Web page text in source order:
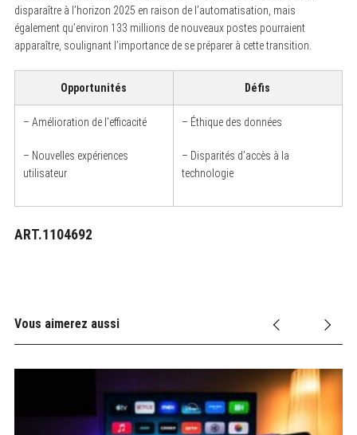
disparaître à l’horizon 2025 en raison de l’automatisation, mais
également qu’environ 133 millions de nouveaux postes pourraient
apparaître, soulignant l’importance de se préparer à cette transition.
Opportunités Défis
– Amélioration de l’efficacité
– Nouvelles expériences
utilisateur
– Éthique des données
– Disparités d’accès à la
technologie
ART.1104692
Vous aimerez aussi